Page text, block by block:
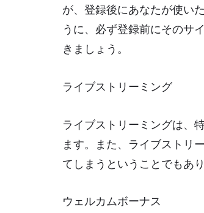
が、登録後にあなたが使い
うに、必ず登録前にそのサ
きましょう。
ライブストリーミング
ライブストリーミングは、
ます。また、ライブストリ
てしまうということでもあり
ウェルカムボーナス